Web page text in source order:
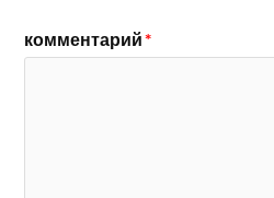
комментарий*